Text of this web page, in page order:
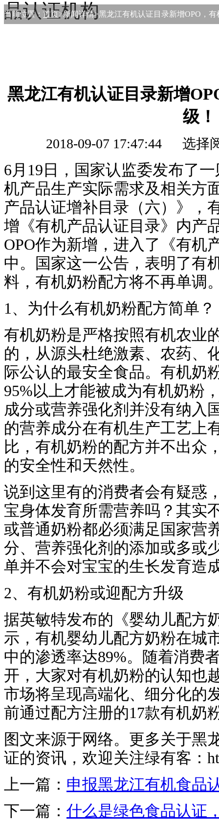
当前位置： 首页>新闻详情>黑龙江有机认证目录新增OPO，
黑龙江有机认证目录新增
级！
2018-09-07 17:47:44 选择
6月19日，国家认监委发布了
机产品生产实际需求及相关方
产品认证增补目录（六）》，
增《有机产品认证目录》内产
OPO作为新增，进入了《有机
中。国家这一公告，表明了有
料，有机奶粉配方将不再单调
1、为什么有机奶粉配方简单？
有机奶粉是严格按照有机农业
的，从源头杜绝激素、农药、
际公认的最安全食品。有机奶
95%以上才能被成为有机奶粉
成分或营养强化剂并没有纳入
的营养成分在有机生产工艺上
比，有机奶粉的配方并不出众
的安全性和天然性。
说到这里有的消费者会有疑惑
宝身体发育所需营养吗？其实
或普通奶粉都必须满足国家营
分、营养强化剂的添加或多或
单并不会对宝宝的生长发育造
2、有机奶粉或迎配方升级
据英敏特发布的《婴幼儿配
示，有机婴幼儿配方奶粉在城
中的渗透率达89%。随着消费
开，大家对有机奶粉的认知也
市场将呈现高端化、细分化的
前通过配方注册的17款有机奶
图文来源于网络。更多关于黑
证的资讯，欢迎关注绿有客：
上一篇： 申报黑龙江有机食品
下一篇： 什么是绿色食品认证